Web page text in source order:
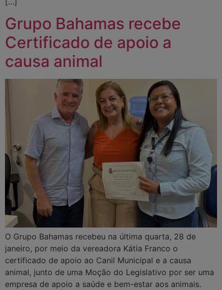
Grupo Bahamas recebe
Certificado de apoio a
causa animal
O Grupo Bahamas recebeu na última quarta, 28 de
janeiro, por meio da vereadora Kátia Franco o
certificado de apoio ao Canil Municipal e a causa
animal, junto de uma Moção do Legislativo por ser uma
empresa de apoio a saúde e bem-estar aos animais.